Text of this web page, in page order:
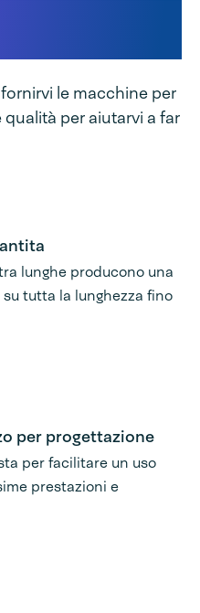
le macchine per
per aiutarvi a far
lunghe producono una
tutta la lunghezza fino
per progettazione
per facilitare un uso
prestazioni e